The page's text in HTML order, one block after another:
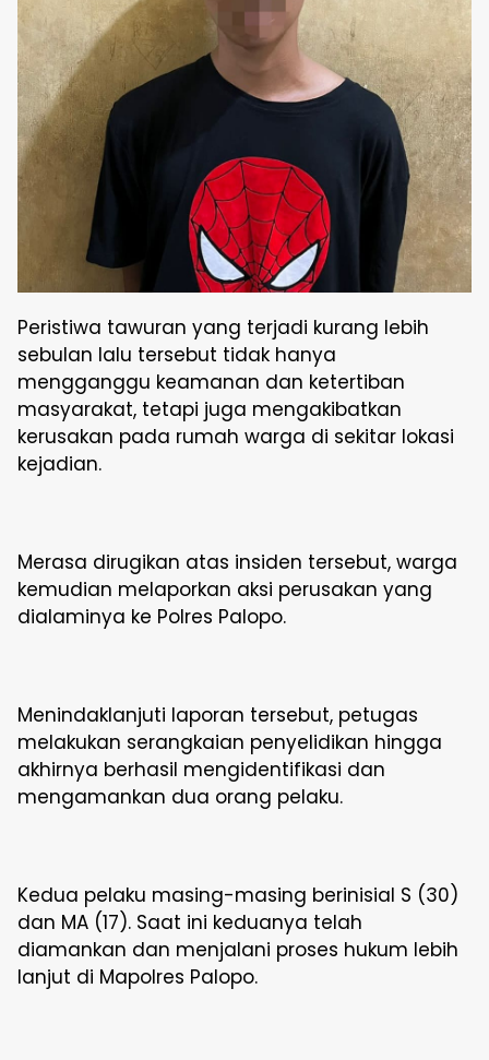
Peristiwa tawuran yang terjadi kurang lebih
sebulan lalu tersebut tidak hanya
mengganggu keamanan dan ketertiban
masyarakat, tetapi juga mengakibatkan
kerusakan pada rumah warga di sekitar lokasi
kejadian.
Merasa dirugikan atas insiden tersebut, warga
kemudian melaporkan aksi perusakan yang
dialaminya ke Polres Palopo.
Menindaklanjuti laporan tersebut, petugas
melakukan serangkaian penyelidikan hingga
akhirnya berhasil mengidentifikasi dan
mengamankan dua orang pelaku.
Kedua pelaku masing-masing berinisial S (30)
dan MA (17). Saat ini keduanya telah
diamankan dan menjalani proses hukum lebih
lanjut di Mapolres Palopo.